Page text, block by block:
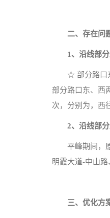
二、 存在问
1、沿线部分
☆ 部分路口
部分路口东、西
次，分别为，西
2、沿线部分
平峰期间，
明霞大道-中山
三、 优化方